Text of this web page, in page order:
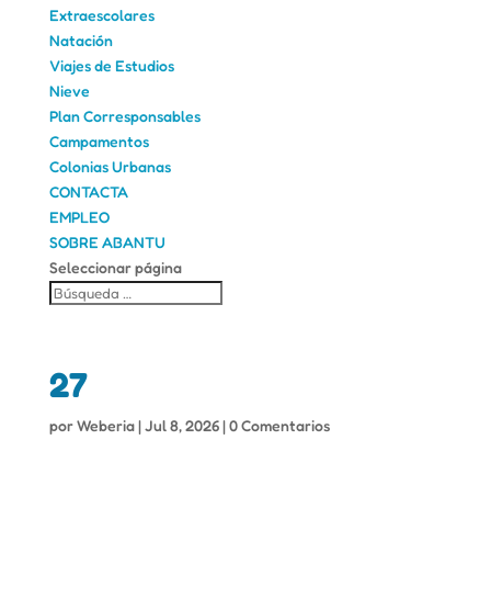
Extraescolares
Natación
Viajes de Estudios
Nieve
Plan Corresponsables
Campamentos
Colonias Urbanas
CONTACTA
EMPLEO
SOBRE ABANTU
Seleccionar página
27
porWeberia|Jul 8, 2026|0 Comentarios